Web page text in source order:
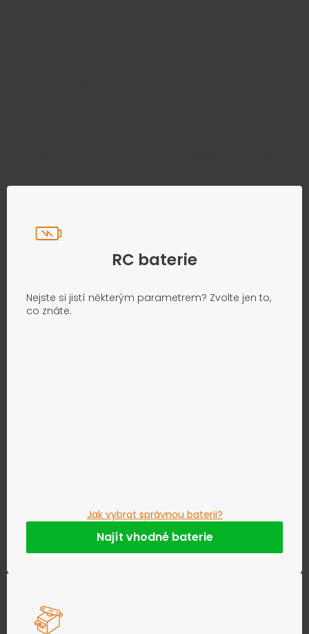
RC baterie
Nejste si jistí některým parametrem? Zvolte jen to,
co znáte.
Jak vybrat správnou baterii?
Najít vhodné baterie